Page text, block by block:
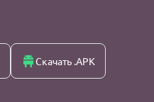
Скачать .APK